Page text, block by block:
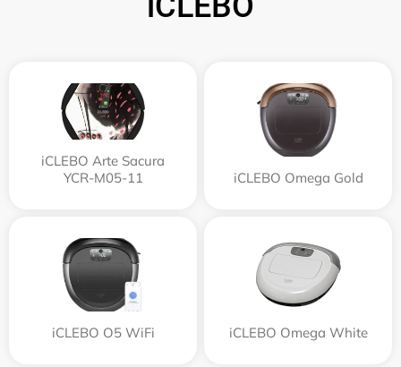
iCLEBO Arte Sacura
YCR-M05-11
iCLEBO Omega Gold
iCLEBO O5 WiFi iCLEBO Omega White